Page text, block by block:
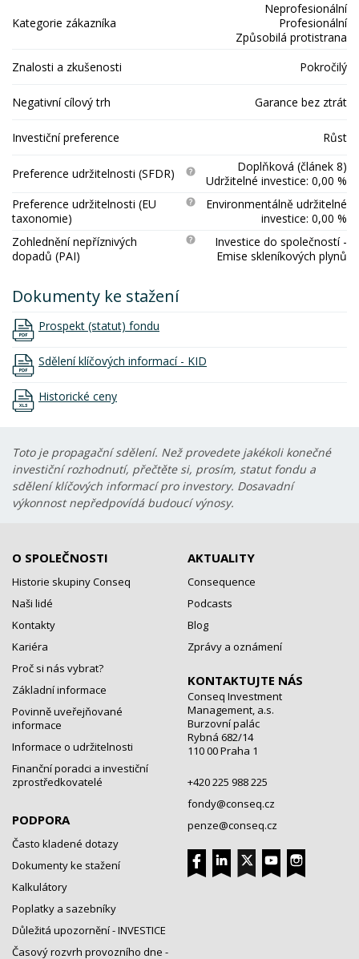
Kategorie zákazníka
Neprofesionální
Profesionální
Způsobilá protistrana
Znalosti a zkušenosti
Pokročilý
Negativní cílový trh Garance bez ztrát
Investiční preference Růst
Preference udržitelnosti (SFDR)
Doplňková (článek 8)
Udržitelné investice: 0,00 %
Preference udržitelnosti (EU
taxonomie)
Environmentálně udržitelné
investice: 0,00 %
Zohlednění nepříznivých
dopadů (PAI)
Investice do společností -
Emise skleníkových plynů
Dokumenty ke stažení
Prospekt (statut) fondu
Sdělení klíčových informací - KID
Historické ceny
Toto je propagační sdělení. Než provedete jakékoli konečné
investiční rozhodnutí, přečtěte si, prosím, statut fondu a
sdělení klíčových informací pro investory. Dosavadní
výkonnost nepředpovídá budoucí výnosy.
O SPOLEČNOSTI
Historie skupiny Conseq
Naši lidé
Kontakty
Kariéra
Proč si nás vybrat?
Základní informace
Povinně uveřejňované
informace
Informace o udržitelnosti
Finanční poradci a investiční
zprostředkovatelé
PODPORA
Často kladené dotazy
Dokumenty ke stažení
Kalkulátory
Poplatky a sazebníky
Důležitá upozornění - INVESTICE
Časový rozvrh provozního dne -
AKTUALITY
Consequence
Podcasts
Blog
Zprávy a oznámení
KONTAKTUJTE NÁS
Conseq Investment
Management, a.s.
Burzovní palác
Rybná 682/14
110 00 Praha 1
+420 225 988 225
fondy@conseq.cz
penze@conseq.cz